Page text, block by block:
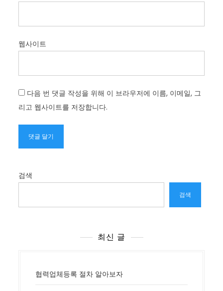
웹사이트
다음 번 댓글 작성을 위해 이 브라우저에 이름, 이메일, 그
리고 웹사이트를 저장합니다.
검색
검색
최신 글
협력업체등록 절차 알아보자